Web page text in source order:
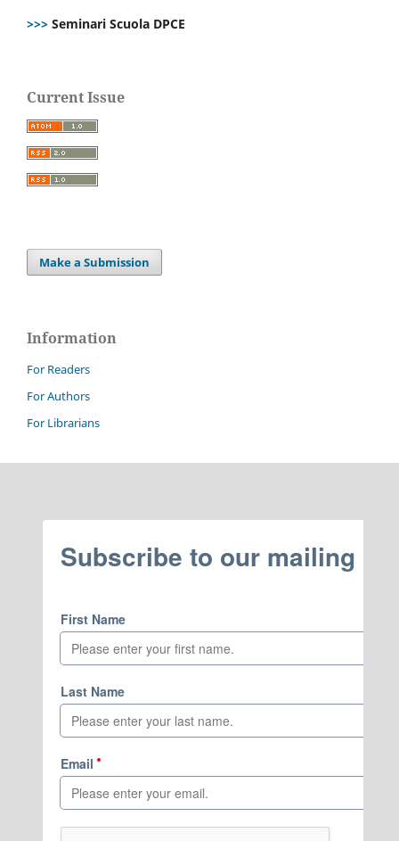
>>> Seminari Scuola DPCE
Current Issue
Make a Submission
Information
For Readers
For Authors
For Librarians